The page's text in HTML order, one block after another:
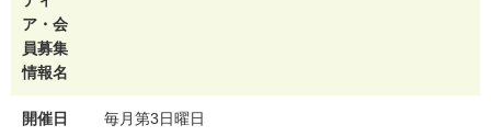
ア・会
員募集
情報名
開催日 毎月第3日曜日